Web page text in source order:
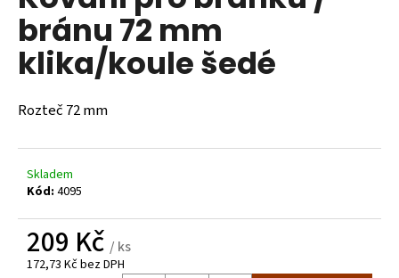
0,0
5
hvězdiček.
bránu 72 mm
klika/koule šedé
Rozteč 72 mm
Skladem
Kód: 4095
209 Kč / ks
172,73 Kč bez DPH
a
j
í
?